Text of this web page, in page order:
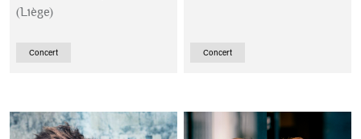
(Liège)
Concert Concert